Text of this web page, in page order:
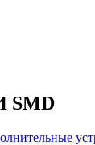
SMD